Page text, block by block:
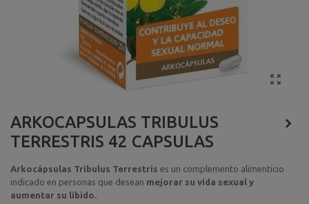
ARKOCAPSULAS TRIBULUS
TERRESTRIS 42 CAPSULAS
Arkocápsulas Tribulus Terrestris es un complemento alimenticio
indicado en personas que desean mejorar su vida sexual y
aumentar su libido.